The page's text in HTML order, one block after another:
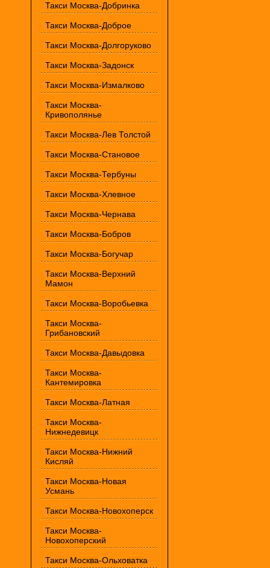
Такси Москва-Добринка
Такси Москва-Доброе
Такси Москва-Долгоруково
Такси Москва-Задонск
Такси Москва-Измалково
Такси Москва-
Кривополянье
Такси Москва-Лев Толстой
Такси Москва-Становое
Такси Москва-Тербуны
Такси Москва-Хлевное
Такси Москва-Чернава
Такси Москва-Бобров
Такси Москва-Богучар
Такси Москва-Верхний
Мамон
Такси Москва-Воробьевка
Такси Москва-
Грибановский
Такси Москва-Давыдовка
Такси Москва-
Кантемировка
Такси Москва-Латная
Такси Москва-
Нижнедевицк
Такси Москва-Нижний
Кисляй
Такси Москва-Новая
Усмань
Такси Москва-Новохоперск
Такси Москва-
Новохоперский
Такси Москва-Ольховатка